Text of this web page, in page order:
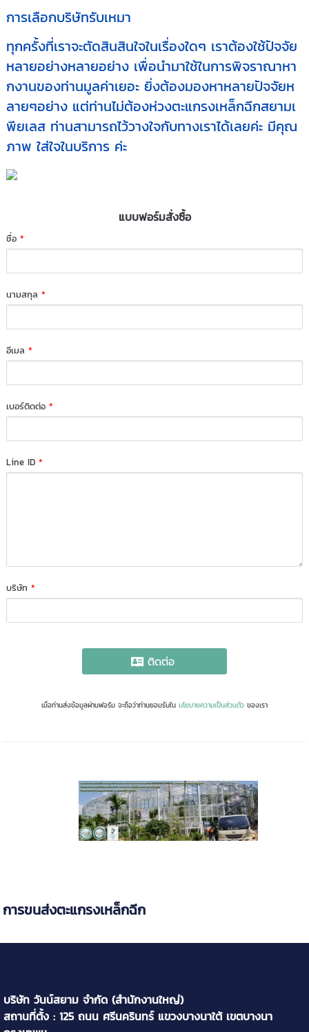
การเลือกบริษัทรับเหมา
ทุกครั้งที่เราจะตัดสินสินใจในเรื่องใดๆ เราต้องใช้ปัจจัย
หลายอย่างหลายอย่าง เพื่อนำมาใช้ในการพิจราณาหา
กงานของท่านมูลค่าเยอะ ยิ่งต้องมองหาหลายปัจจัยห
ลายๆอย่าง แต่ท่านไม่ต้องห่วงตะแกรงเหล็กฉีกสยามเ
พียเลส ท่านสามารถไว้วางใจกับทางเราได้เลยค่ะ มีคุณ
ภาพ ใส่ใจในบริการ ค่ะ
แบบฟอร์มสั่งซื้อ
ชื่อ*
นามสกุล*
อีเมล*
เบอร์ติดต่อ*
Line ID*
บริษัท*
ติดต่อ
เมื่อท่านส่งข้อมูลผ่านฟอร์ม จะถือว่าท่านยอมรับใน นโยบายความเป็นส่วนตัว ของเรา
การขนส่งตะแกรงเหล็กฉีก
บริษัท วันน์สยาม จำกัด (สำนักงานใหญ่)
สถานที่ตั้ง : 125 ถนน ศรีนครินทร์ แขวงบางนาใต้ เขตบางนา